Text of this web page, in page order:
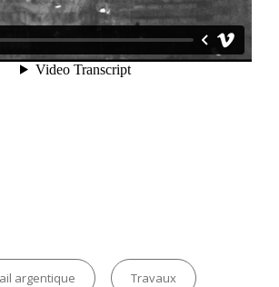
argentique Travaux